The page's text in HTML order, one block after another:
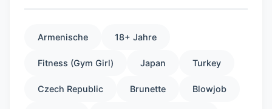
Armenische 18+ Jahre
Fitness (Gym Girl) Japan Turkey
Czech Republic Brunette Blowjob